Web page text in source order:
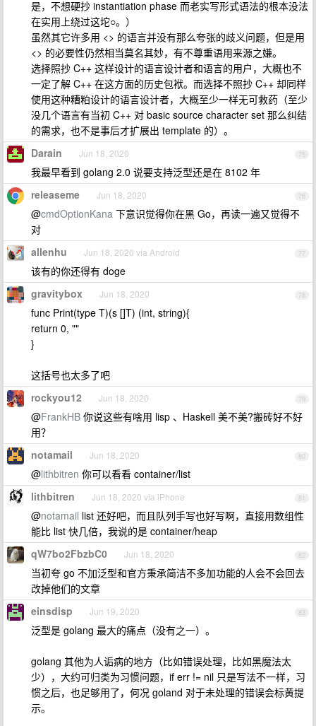
是，不想硬抄 instantiation phase 而老实写形式语法的根本没法
在实用上绕过这坨○。）
虽然其它许多用 <> 的语言并没有那么夸张的歧义问题，但是用
<> 的必要性仍然相当莫名其妙，有不尊重语用来源之嫌。
选择照抄 C++ 这样设计的语言设计者和语言的用户，大概也不
一定了解 C++ 在这方面的历史包袱。而选择不照抄 C++ 却同样
使用这种糟粕设计的语言设计者，大概至少一样无可救药（至少
没几个语言有当初 C++ 对 basic source character set 那么纠结
的需求，也不是事后才扩展出 template 的）。
75
Darain Jun 18, 2020
我最早看到 golang 2.0 说要支持泛型还是在 8102 年
76
releaseme Jun 18, 2020
@cmdOptionKana 下意识觉得你在黑 Go，再读一遍又觉得不
对
77
allenhu Jun 18, 2020 via Android
该有的你还得有 doge
78
gravitybox Jun 18, 2020
func Print(type T)(s []T) (int, string){
return 0, ""
}
这括号也太多了吧
79
rockyou12 Jun 18, 2020
@FrankHB 你说这些有啥用 lisp 、Haskell 美不美?搬砖好不好
用？
80
notamail Jun 18, 2020
@lithbitren 你可以看看 container/list
81
lithbitren Jun 18, 2020 via iPhone
@notamail list 还好吧，而且队列手写也好写啊，直接用数组性
能比 list 快几倍，我说的是 container/heap
82
qW7bo2FbzbC0 Jun 18, 2020
当初夸 go 不加泛型和官方秉承简洁不多加功能的人会不会回去
改掉他们的文章
83
einsdisp Jun 19, 2020
泛型是 golang 最大的痛点（没有之一）。
golang 其他为人诟病的地方（比如错误处理，比如黑魔法太
少），大约可归类为习惯问题，if err != nil 只是写法不一样，习
惯之后，也足够用了，何况 goland 对于未处理的错误会标黄提
示。